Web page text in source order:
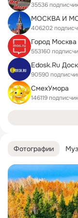
Фотографии
35536
МОСКВА И
406202
Город Москва
553160
Edosk.Ru
90590
СмехУмора
146119